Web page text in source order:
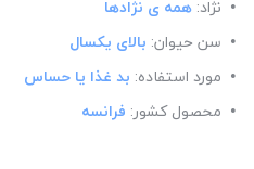
نژاد: همه ی نژادها
سن حیوان: بالای یکسال
مورد استفاده: بد غذا یا حساس
محصول کشور: فرانسه